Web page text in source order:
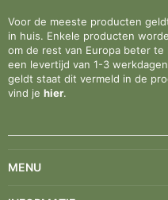
Voor de meeste producten
in huis. Enkele producten
om de rest van Europa beter
een levertijd van 1-3
geldt staat dit vermeld in de
vind je hier.
MENU